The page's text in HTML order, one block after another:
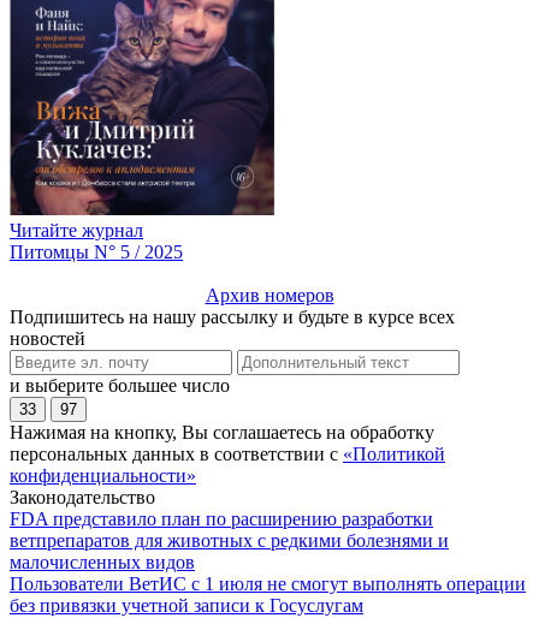
Читайте журнал
Питомцы N° 5 / 2025
Архив номеров
Подпишитесь на нашу рассылку и будьте в курсе всех
новостей
и выберите большее число
33 97
Нажимая на кнопку, Вы соглашаетесь на обработку
персональных данных в соответствии с «Политикой
конфиденциальности»
Законодательство
FDA представило план по расширению разработки
ветпрепаратов для животных с редкими болезнями и
малочисленных видов
Пользователи ВетИС с 1 июля не смогут выполнять операции
без привязки учетной записи к Госуслугам